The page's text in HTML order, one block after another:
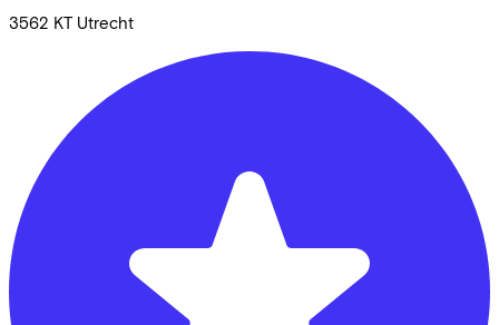
3562 KT Utrecht